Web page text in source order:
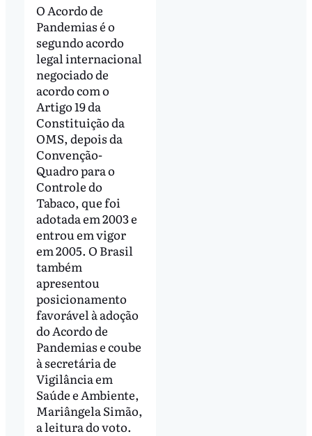
O Acordo de
Pandemias é o
segundo acordo
legal internacional
negociado de
acordo com o
Artigo 19 da
Constituição da
OMS, depois da
Convenção-
Quadro para o
Controle do
Tabaco, que foi
adotada em 2003 e
entrou em vigor
em 2005. O Brasil
também
apresentou
posicionamento
favorável à adoção
do Acordo de
Pandemias e coube
à secretária de
Vigilância em
Saúde e Ambiente,
Mariângela Simão,
a leitura do voto.